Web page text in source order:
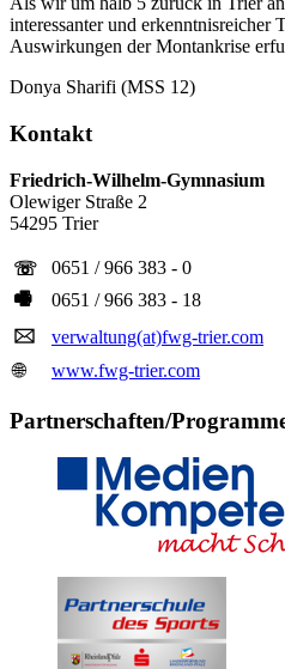
interessanter und erkenntnisreicher
Auswirkungen der Montankrise
Donya Sharifi (MSS 12)
Kontakt
Friedrich-Wilhelm-Gymnasium
Olewiger Straße 2
54295 Trier
☏
0651 / 966 383 - 0
🖷
0651 / 966 383 - 18
🖂
verwaltung(at)fwg-trier.com
🌐
www.fwg-trier.com
Partnerschaften/